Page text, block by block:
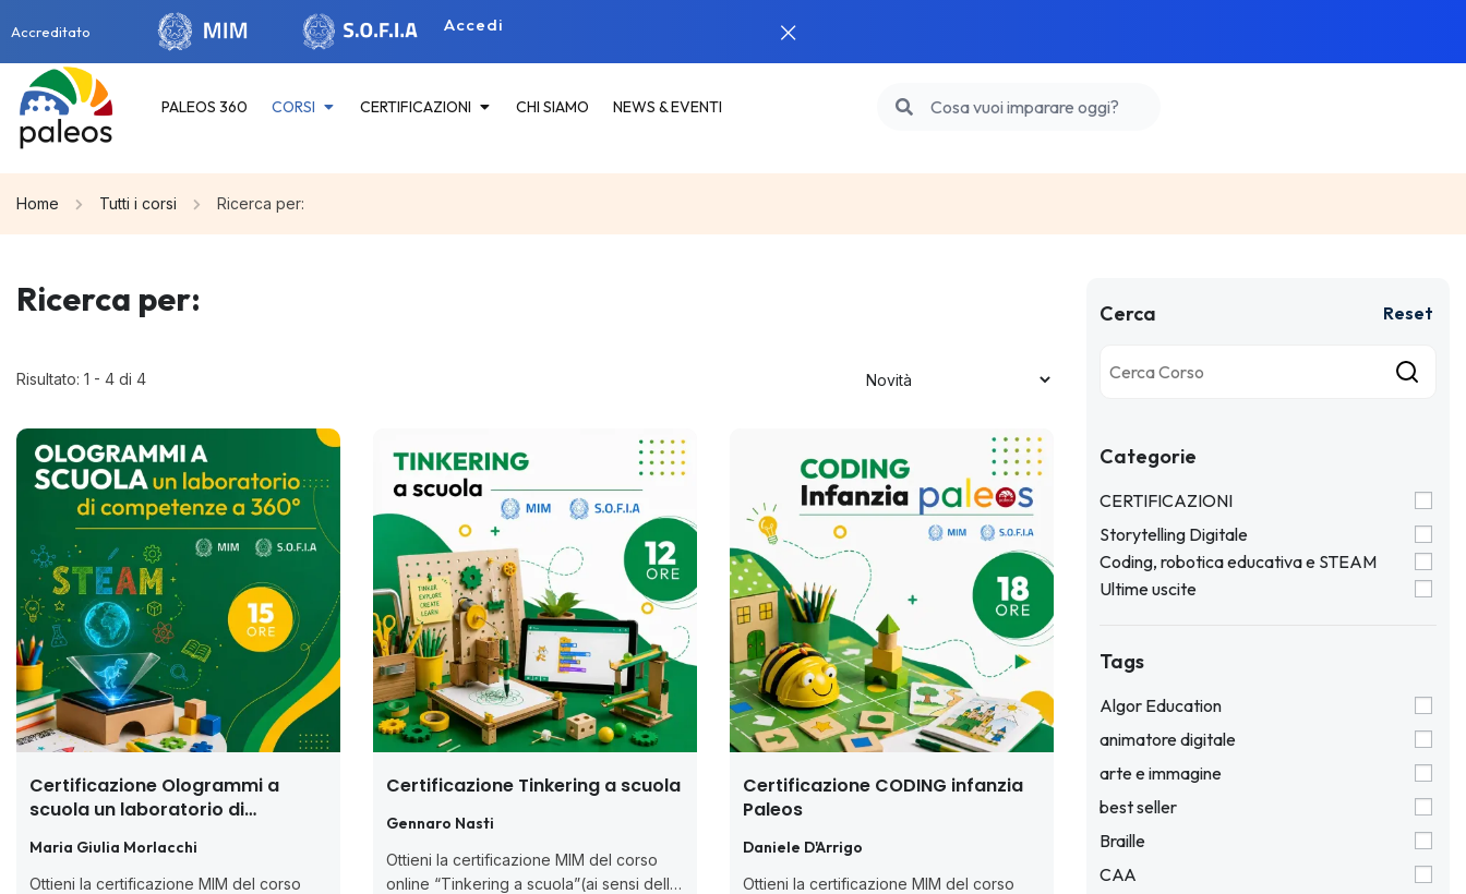
Accreditato Accedi
PALEOS 360 CORSI CERTIFICAZIONI CHI SIAMO NEWS & EVENTI
Home Tutti i corsi Ricerca per:
Ricerca per:
Risultato: 1 - 4 di 4
Certificazione Ologrammi a
scuola un laboratorio di
Maria Giulia Morlacchi
Ottieni la certificazione MIM del corso
Certificazione Tinkering a scuola
Gennaro Nasti
Ottieni la certificazione MIM del corso
online “Tinkering a scuola”(ai sensi della
Certificazione CODING infanzia
Paleos
Daniele D'Arrigo
Ottieni la certificazione MIM del corso
Cerca
Categorie
CERTIFICAZIONI
Storytelling Digitale
Coding, robotica educativa e STEAM
Ultime uscite
Tags
Algor Education
animatore digitale
arte e immagine
best seller
Braille
CAA
Reset